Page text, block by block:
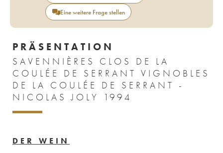
Eine weitere Frage stellen
PRÄSENTATION
SAVENNIÈRES CLOS DE LA
COULÉE DE SERRANT VIGNOBLES
DE LA COULÉE DE SERRANT -
NICOLAS JOLY 1994
DER WEIN